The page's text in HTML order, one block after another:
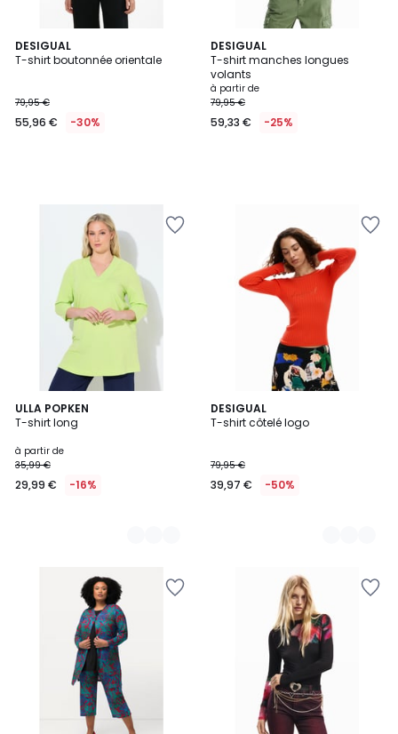
DESIGUAL
T-shirt boutonnée orientale
79,95 €
55,96 € -30%
DESIGUAL
T-shirt manches longues
volants
à partir de
79,95 €
59,33 € -25%
ULLA POPKEN
T-shirt long
à partir de
35,99 €
29,99 € -16%
2
Couleurs
DESIGUAL
T-shirt côtelé logo
79,95 €
39,97 € -50%
2
Couleurs